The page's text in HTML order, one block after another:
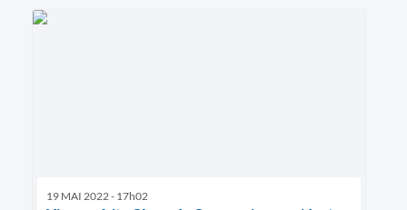
19 MAI 2022 - 17h02